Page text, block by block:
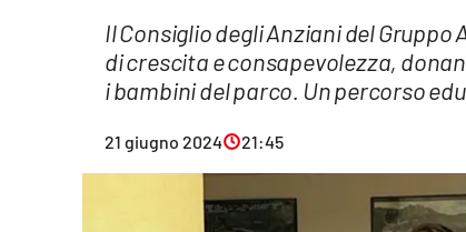
Economia e lavoro
Il Consiglio degli Anziani del
di crescita e consapevolezza,
i bambini del parco. Un percorso
21 giugno 2024 21:45